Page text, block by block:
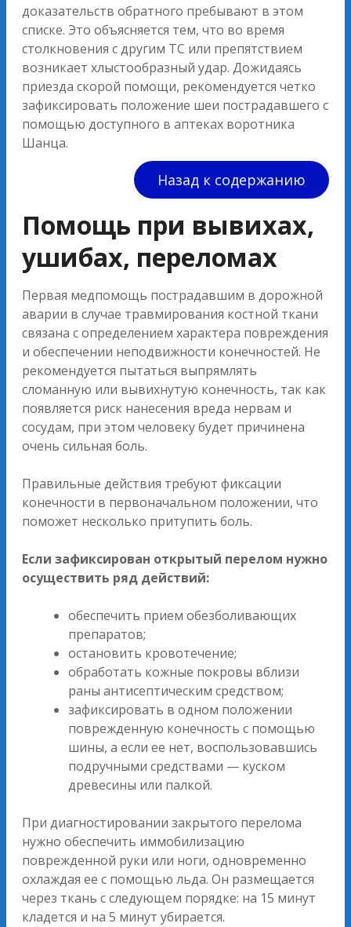
доказательств обратного пребывают в этом
списке. Это объясняется тем, что во время
столкновения с другим ТС или препятствием
возникает хлыстообразный удар. Дожидаясь
приезда скорой помощи, рекомендуется четко
зафиксировать положение шеи пострадавшего с
помощью доступного в аптеках воротника
Шанца.
Назад к содержанию
Помощь при вывихах,
ушибах, переломах
Первая медпомощь пострадавшим в дорожной
аварии в случае травмирования костной ткани
связана с определением характера повреждения
и обеспечении неподвижности конечностей. Не
рекомендуется пытаться выпрямлять
сломанную или вывихнутую конечность, так как
появляется риск нанесения вреда нервам и
сосудам, при этом человеку будет причинена
очень сильная боль.
Правильные действия требуют фиксации
конечности в первоначальном положении, что
поможет несколько притупить боль.
Если зафиксирован открытый перелом нужно
осуществить ряд действий:
обеспечить прием обезболивающих
препаратов;
остановить кровотечение;
обработать кожные покровы вблизи
раны антисептическим средством;
зафиксировать в одном положении
поврежденную конечность с помощью
шины, а если ее нет, воспользовавшись
подручными средствами — куском
древесины или палкой.
При диагностировании закрытого перелома
нужно обеспечить иммобилизацию
поврежденной руки или ноги, одновременно
охлаждая ее с помощью льда. Он размещается
через ткань с следующем порядке: на 15 минут
кладется и на 5 минут убирается.